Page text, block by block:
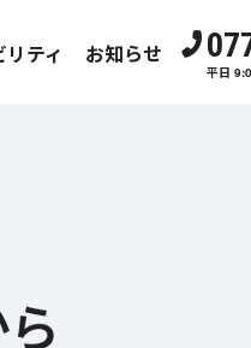
ティ お知らせ
平日